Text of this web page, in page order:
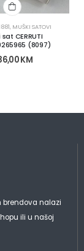
, MUŠKI SATOVI
CERRUTI
(8097)
KM
brendova nalazi
ili u našoj